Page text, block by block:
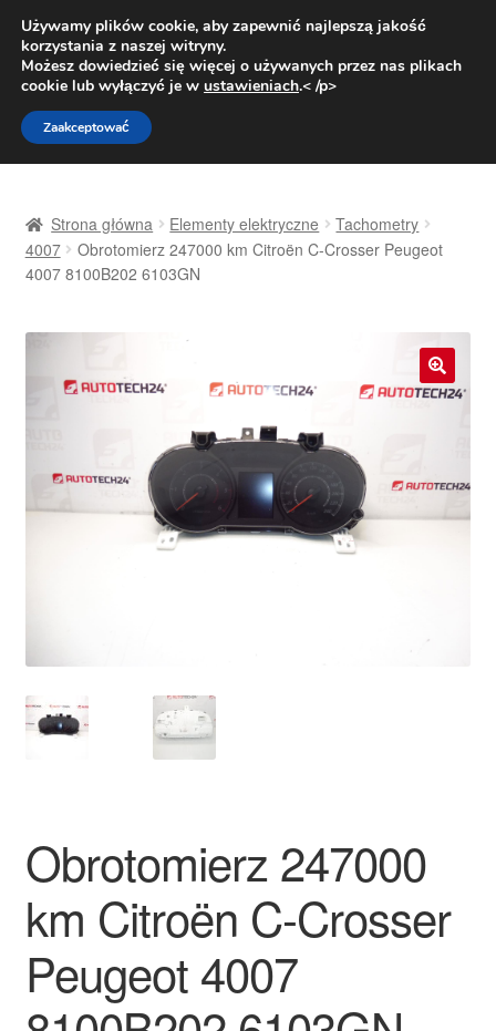
DOSTAWA od 31 zł
Pn.-pt. 9:00-16:00800 003 167
Przejdź
do
nawigacji
Przejdź
do
treści
Dostawa
O nas
Skarga
Zasady i warunki
Strona główna Elementy elektryczne
Tachometry
4007
Obrotomierz 247000 km Citroën C-Crosser Peugeot
4007 8100B202 6103GN
🔍
Obrotomierz 247000
km Citroën C-Crosser
Peugeot 4007
Używamy plików cookie, aby zapewnić najlepszą jakość
korzystania z naszej witryny.
Możesz dowiedzieć się więcej o używanych przez nas plikach
cookie lub wyłączyć je w ustawieniach.< /p>
Zaakceptować